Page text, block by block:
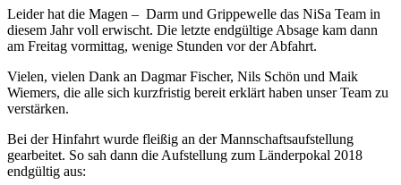
Leider hat die Magen – Darm und Grippewelle das NiSa Team in
diesem Jahr voll erwischt. Die letzte endgültige Absage kam dann
am Freitag vormittag, wenige Stunden vor der Abfahrt.
Vielen, vielen Dank an Dagmar Fischer, Nils Schön und Maik
Wiemers, die alle sich kurzfristig bereit erklärt haben unser Team zu
verstärken.
Bei der Hinfahrt wurde fleißig an der Mannschaftsaufstellung
gearbeitet. So sah dann die Aufstellung zum Länderpokal 2018
endgültig aus: